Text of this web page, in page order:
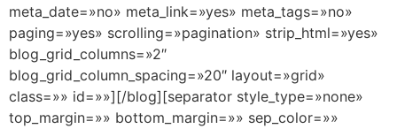
meta_date=»no» meta_link=»yes» meta_tags=»no»
paging=»yes» scrolling=»pagination» strip_html=»yes»
blog_grid_columns=»2″
blog_grid_column_spacing=»20″ layout=»grid»
class=»» id=»»][/blog][separator style_type=»none»
top_margin=»» bottom_margin=»» sep_color=»»